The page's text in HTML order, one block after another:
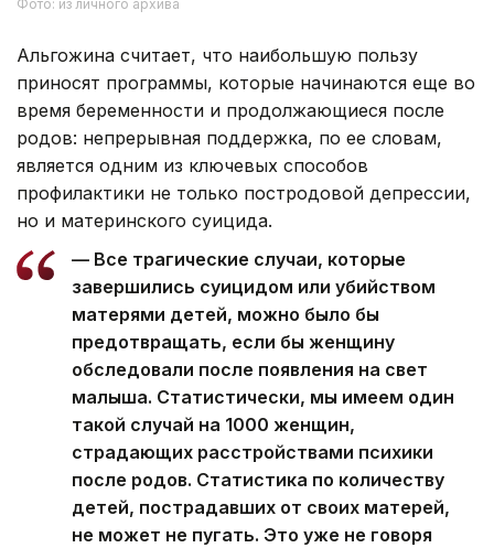
Фото: из личного архива
Альгожина считает, что наибольшую пользу
приносят программы, которые начинаются еще во
время беременности и продолжающиеся после
родов: непрерывная поддержка, по ее словам,
является одним из ключевых способов
профилактики не только постродовой депрессии,
но и материнского суицида.
— Все трагические случаи, которые
завершились суицидом или убийством
матерями детей, можно было бы
предотвращать, если бы женщину
обследовали после появления на свет
малыша. Статистически, мы имеем один
такой случай на 1000 женщин,
страдающих расстройствами психики
после родов. Статистика по количеству
детей, пострадавших от своих матерей,
не может не пугать. Это уже не говоря